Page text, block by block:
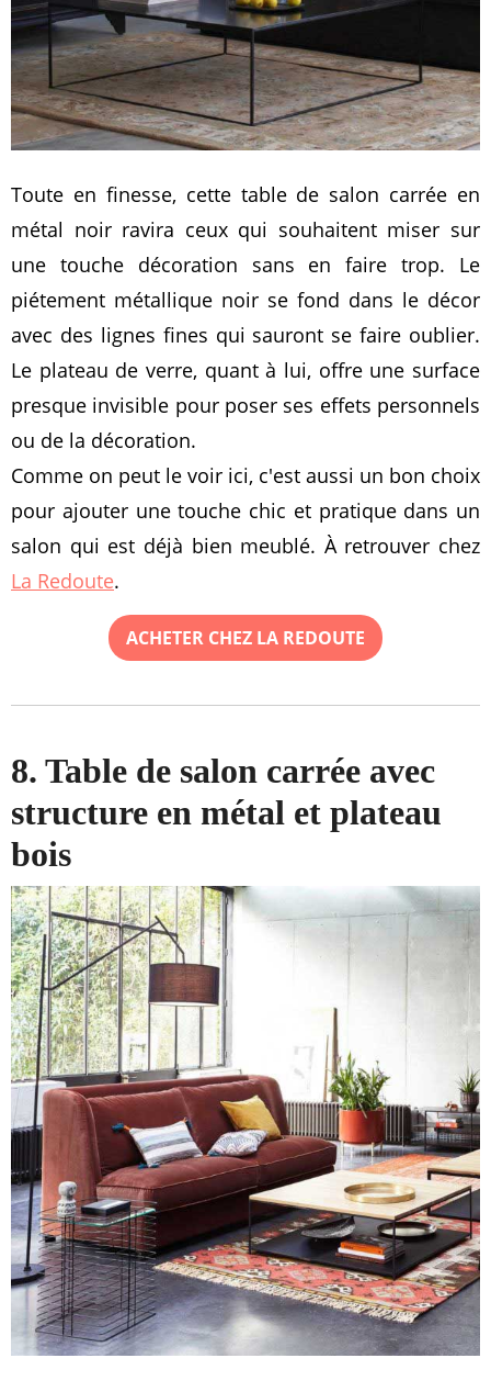
Toute en finesse, cette table de salon carrée en
métal noir ravira ceux qui souhaitent miser sur
une touche décoration sans en faire trop. Le
piétement métallique noir se fond dans le décor
avec des lignes fines qui sauront se faire oublier.
Le plateau de verre, quant à lui, offre une surface
presque invisible pour poser ses effets personnels
ou de la décoration.
Comme on peut le voir ici, c'est aussi un bon choix
pour ajouter une touche chic et pratique dans un
salon qui est déjà bien meublé. À retrouver chez
La Redoute.
ACHETER CHEZ LA REDOUTE
8. Table de salon carrée avec
structure en métal et plateau
bois